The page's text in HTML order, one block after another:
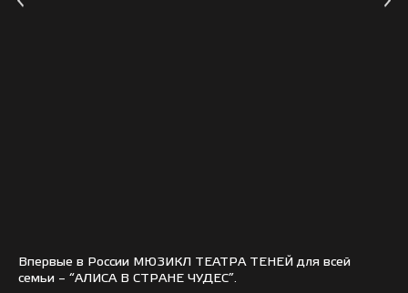
Впервые в России МЮЗИКЛ ТЕАТРА ТЕНЕЙ для всей
семьи – “АЛИСА В СТРАНЕ ЧУДЕС”.